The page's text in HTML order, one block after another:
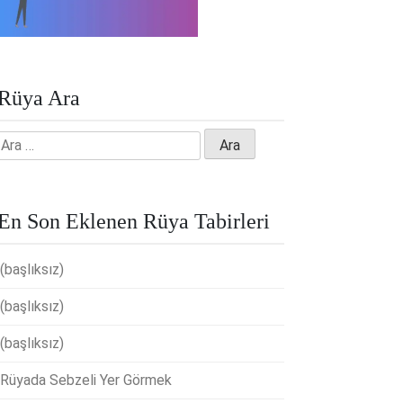
Ara
Son Eklenen Rüya Tabirleri
(başlıksız)
(başlıksız)
(başlıksız)
Rüyada Sebzeli Yer Görmek